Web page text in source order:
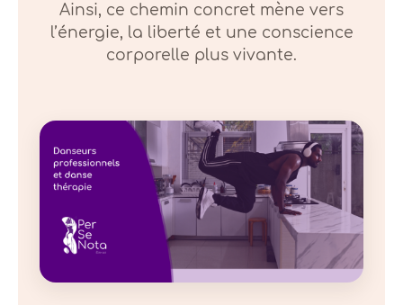
Ainsi, ce chemin concret mène vers
l’énergie, la liberté et une conscience
corporelle plus vivante.